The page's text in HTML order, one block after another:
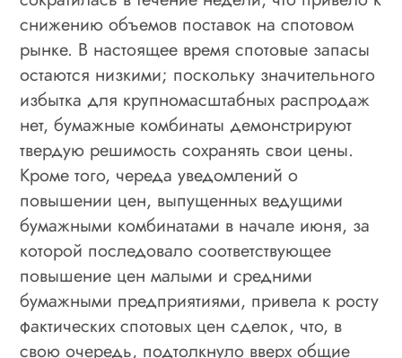
снижению объемов поставок на спотовом
рынке. В настоящее время спотовые запасы
остаются низкими; поскольку значительного
избытка для крупномасштабных распродаж
нет, бумажные комбинаты демонстрируют
твердую решимость сохранять свои цены.
Кроме того, череда уведомлений о
повышении цен, выпущенных ведущими
бумажными комбинатами в начале июня, за
которой последовало соответствующее
повышение цен малыми и средними
бумажными предприятиями, привела к росту
фактических спотовых цен сделок, что, в
свою очередь, подтолкнуло вверх общие